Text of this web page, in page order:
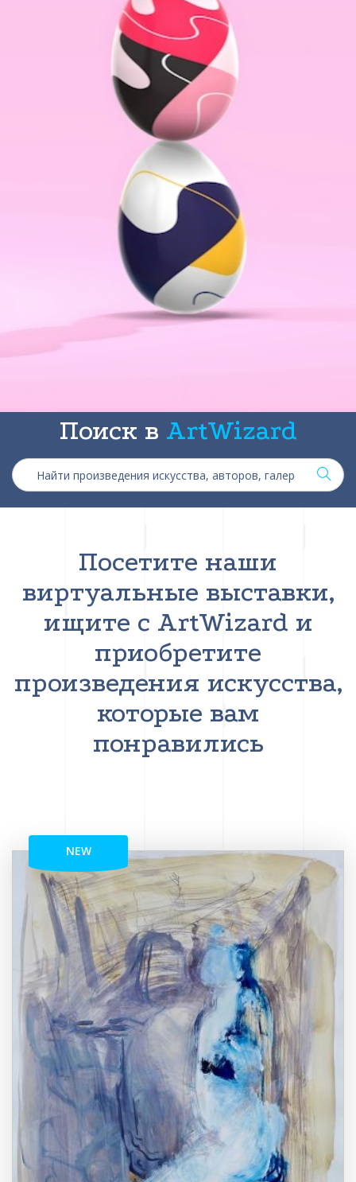
Поиск в ArtWizard
Посетите наши
виртуальные выставки,
ищите с ArtWizard и
приобретите
произведения искусства,
которые вам
понравились
NEW